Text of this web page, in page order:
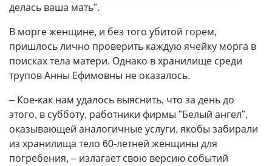
делась ваша мать".
В морге женщине, и без того убитой горем,
пришлось лично проверить каждую ячейку морга в
поисках тела матери. Однако в хранилище среди
трупов Анны Ефимовны не оказалось.
– Кое-как нам удалось выяснить, что за день до
этого, в субботу, работники фирмы "Белый ангел",
оказывающей аналогичные услуги, якобы забирали
из хранилища тело 60-летней женщины для
погребения, – излагает свою версию событий